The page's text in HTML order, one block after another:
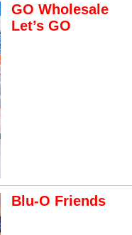
GO Wholesale
Let’s GO
Blu-O Friends